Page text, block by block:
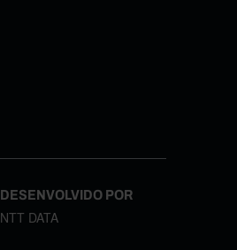
DESENVOLVIDO POR
NTT DATA